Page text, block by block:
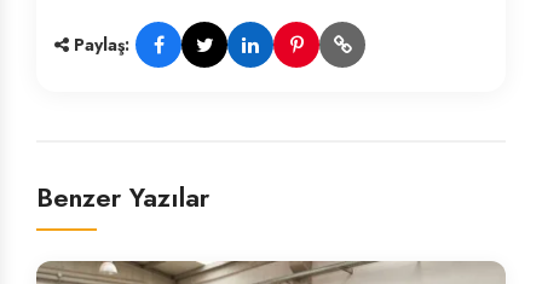
Paylaş:
Benzer Yazılar